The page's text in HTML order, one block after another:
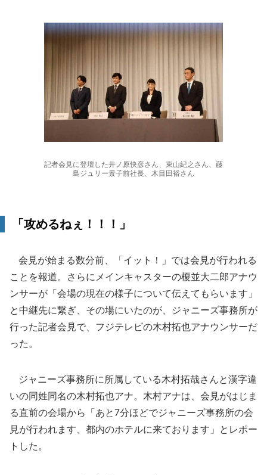
記者会見に登壇した井ノ原快彦さん、東山紀之さん、藤
島ジュリー景子前社長、木目田裕さん
「攻めるねぇ！！！」
会見が始まる数分前、「イット！」では会見が行われる
ことを報道。さらにメインキャスターの榎並大二郎アナウ
ンサーが「会場の現在の様子について伝えてもらいます」
と中継先に繋ぎ、その場にいたのが、ジャニーズ事務所が
行った記者会見で、フジテレビの木村拓也アナウンサーだ
った。
ジャニーズ事務所に所属している木村拓哉さんと漢字違
いの同姓同名の木村拓也アナ。木村アナは、会見がはじま
る直前の会場から「あと7分ほどでジャニーズ事務所の会
見が行われます、都内のホテルに来ております」とレポー
トした。